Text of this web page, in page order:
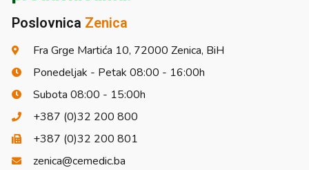
Poslovnica Zenica
Fra Grge Martića 10, 72000 Zenica, BiH
Ponedeljak - Petak 08:00 - 16:00h
Subota 08:00 - 15:00h
+387 (0)32 200 800
+387 (0)32 200 801
zenica@cemedic.ba